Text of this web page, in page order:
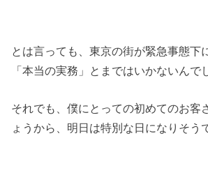
とは言っても、東京の街が緊急事態下
「本当の実務」とまではいかないんで
それでも、僕にとっての初めてのお客
ょうから、明日は特別な日になりそう